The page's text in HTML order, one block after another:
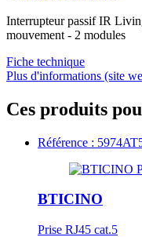
Interrupteur passif IR
mouvement - 2 modules
Fiche technique
Plus d'informations (site
Ces produits
Référence :
BTICINO
Prise RJ45 cat.5